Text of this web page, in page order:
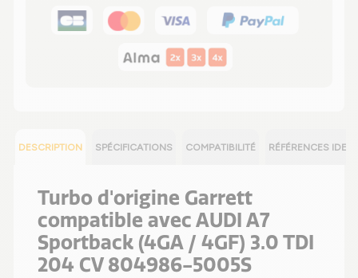
DESCRIPTION SPÉCIFICATIONS COMPATIBILITÉ RÉFÉRENCES
Turbo d'origine Garrett
compatible avec AUDI A7
Sportback (4GA / 4GF) 3.0 TDI
204 CV 804986-5005S